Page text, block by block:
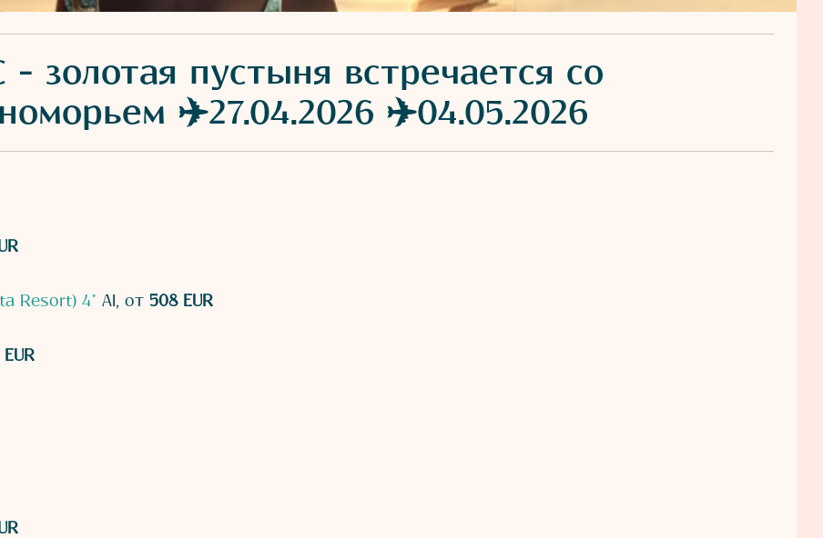
золотая пустыня встречается со
✈️27.04.2026 ✈️04.05.2026
Resort) 4* AI, от 508 EUR